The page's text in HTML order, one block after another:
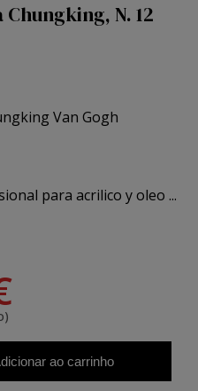
N. 12
Van Gogh
para acrilico y oleo ...
ao carrinho